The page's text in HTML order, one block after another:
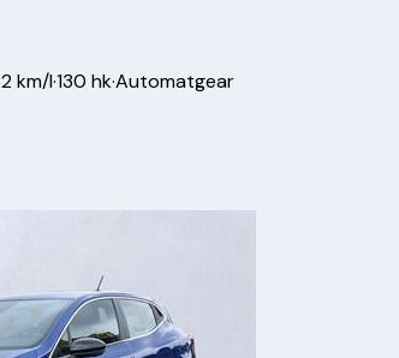
km/l·130 hk·Automatgear